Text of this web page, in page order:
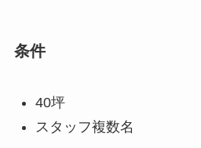
条件
40坪
スタッフ複数名